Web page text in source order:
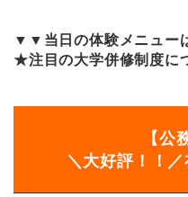
▼▼当日の体験メニュー
★注目の大学併修制度に
【公
＼大好評！！